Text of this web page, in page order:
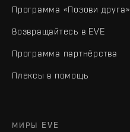
Программа «Позови друга»
Возвращайтесь в EVE
Программа партнёрства
Плексы в помощь
МИРЫ EVE